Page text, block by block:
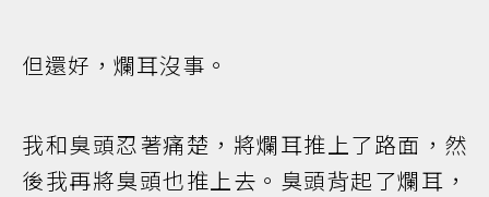
但還好，爛耳沒事。
我和臭頭忍著痛楚，將爛耳推上了路面，然
後我再將臭頭也推上去。臭頭背起了爛耳，